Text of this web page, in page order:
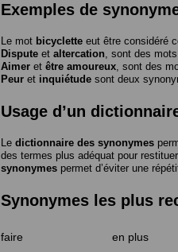
Exemples de
Le mot bicyclette eut être considéré
Dispute et altercation, sont des
Aimer et être amoureux, sont des
Peur et inquiétude sont deux
Usage d’un
Le dictionnaire des synonymes
des termes plus adéquat pour
synonymes permet d’éviter une
Synonymes les plus
faire en plus